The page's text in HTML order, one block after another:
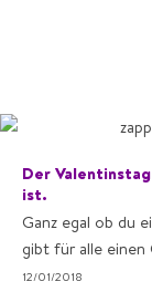
Der
ist.
Ganz egal ob du
gibt für alle einen
12/01/2018